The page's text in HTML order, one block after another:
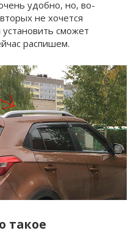
удобно, но, во-
не хочется
сможет
распишем.
такое